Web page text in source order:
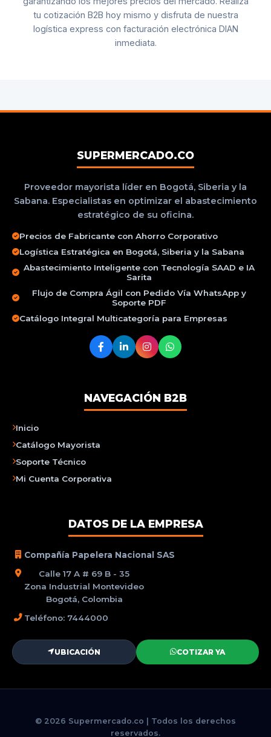
tu cotización B2B hoy mismo y disfruta de nuestra
logística express con facturación electrónica DIAN
inmediata.
SUPERMERCADO.CO
Proveedor mayorista líder en Bogotá, Siberia y la
Sabana. Especialistas en optimizar el abastecimiento
estratégico de su oficina.
Precios de Fabricante con Ahorro Corporativo
Logística Estratégica en Bogotá, Siberia y la Sabana
Abastecimiento Inteligente con Tecnología SAAD e IA
Sarita
Flujo de Compra Ágil con Pedido Vía WhatsApp y
Soporte PDF
Catálogo Integral Multicategoría para Empresas
NAVEGACIÓN B2B
Inicio
Catálogo Mayorista
Soporte Técnico
Mi Cuenta Corporativa
DATOS DE LA EMPRESA
Compañía Papelera Nacional SAS
Calle 17 A # 69 B - 35
Zona Industrial Montevideo
Bogotá, Colombia
Teléfono: 7444000
UBICACIÓN COTIZAR YA
© 2026 Supermercado.co | Todos los derechos
reservados.